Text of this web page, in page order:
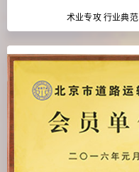
术业专攻 行业典范